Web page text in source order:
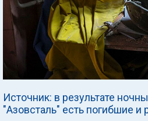
Источник: в результате
"Азовсталь" есть погибшие и